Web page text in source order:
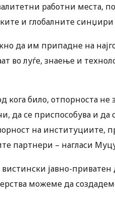
работни места,
и глобалните
да им припадне на
во луѓе, знаење и
кога било, отпорноста
да се приспособува и да
на институциите,
партнери – нагласи
јавно-приватен
можеме да